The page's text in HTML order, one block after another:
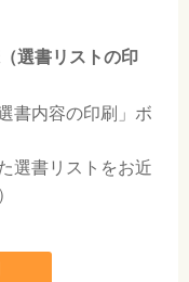
選書リストの印
書内容の印刷」ボ
選書リストをお近